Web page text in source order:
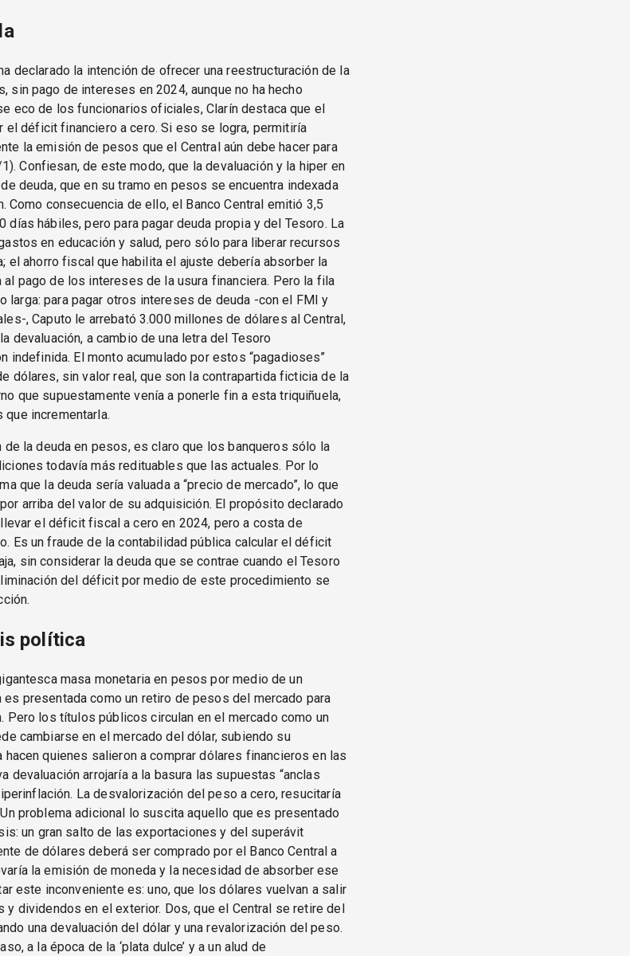
declarado la intención de ofrecer una reestructuración de la
sin pago de intereses en 2024, aunque no ha hecho
eco de los funcionarios oficiales, Clarín destaca que el
el déficit financiero a cero. Si eso se logra, permitiría
la emisión de pesos que el Central aún debe hacer para
Confiesan, de este modo, que la devaluación y la hiper en
deuda, que en su tramo en pesos se encuentra indexada
Como consecuencia de ello, el Banco Central emitió 3,5
hábiles, pero para pagar deuda propia y del Tesoro. La
en educación y salud, pero sólo para liberar recursos
el ahorro fiscal que habilita el ajuste debería absorber la
pago de los intereses de la usura financiera. Pero la fila
larga: para pagar otros intereses de deuda -con el FMI y
, Caputo le arrebató 3.000 millones de dólares al Central,
devaluación, a cambio de una letra del Tesoro
indefinida. El monto acumulado por estos “pagadioses”
dólares, sin valor real, que son la contrapartida ficticia de la
que supuestamente venía a ponerle fin a esta triquiñuela,
que incrementarla.
la deuda en pesos, es claro que los banqueros sólo la
todavía más redituables que las actuales. Por lo
que la deuda sería valuada a “precio de mercado”, lo que
arriba del valor de su adquisición. El propósito declarado
el déficit fiscal a cero en 2024, pero a costa de
Es un fraude de la contabilidad pública calcular el déficit
sin considerar la deuda que se contrae cuando el Tesoro
del déficit por medio de este procedimiento se
política
masa monetaria en pesos por medio de un
es presentada como un retiro de pesos del mercado para
Pero los títulos públicos circulan en el mercado como un
cambiarse en el mercado del dólar, subiendo su
quienes salieron a comprar dólares financieros en las
devaluación arrojaría a la basura las supuestas “anclas
La desvalorización del peso a cero, resucitaría
problema adicional lo suscita aquello que es presentado
un gran salto de las exportaciones y del superávit
de dólares deberá ser comprado por el Banco Central a
la emisión de moneda y la necesidad de absorber ese
este inconveniente es: uno, que los dólares vuelvan a salir
y dividendos en el exterior. Dos, que el Central se retire del
una devaluación del dólar y una revalorización del peso.
a la época de la ‘plata dulce’ y a un alud de